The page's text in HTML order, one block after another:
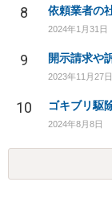
8 依頼業者の
2024年1月31日
9 開示請求や
2023年11月27日
10
2024年8月8日